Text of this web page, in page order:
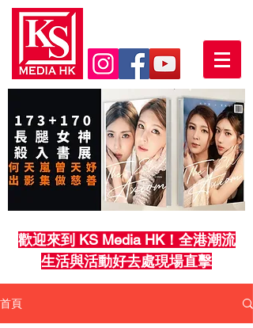
歡迎來到 KS Media HK！全港潮流
生活與活動好去處現場直擊
首頁